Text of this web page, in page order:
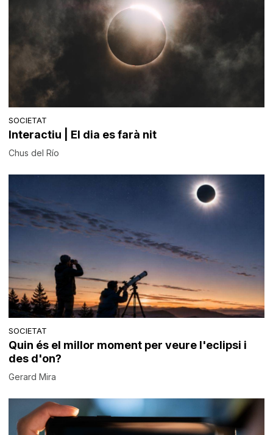
SOCIETAT
Interactiu | El dia es farà nit
Chus del Río
SOCIETAT
Quin és el millor moment per veure l'eclipsi i
des d'on?
Gerard Mira